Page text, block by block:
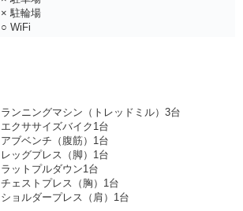
× 駐輪場
○ WiFi
ランニングマシン（トレッドミル）3台
エクササイズバイク1台
アブベンチ（腹筋）1台
レッグプレス（脚）1台
ラットプルダウン1台
チェストプレス（胸）1台
ショルダープレス（肩）1台